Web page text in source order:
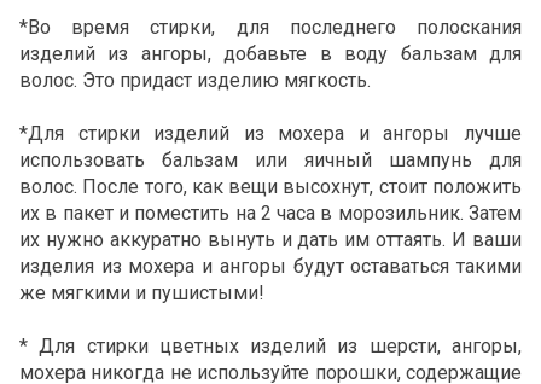
*Во время стирки, для последнего полоскания
изделий из ангоры, добавьте в воду бальзам для
волос. Это придаст изделию мягкость.
*Для стирки изделий из мохера и ангоры лучше
использовать бальзам или яичный шампунь для
волос. После того, как вещи высохнут, стоит положить
их в пакет и поместить на 2 часа в морозильник. Затем
их нужно аккуратно вынуть и дать им оттаять. И ваши
изделия из мохера и ангоры будут оставаться такими
же мягкими и пушистыми!
* Для стирки цветных изделий из шерсти, ангоры,
мохера никогда не используйте порошки, содержащие